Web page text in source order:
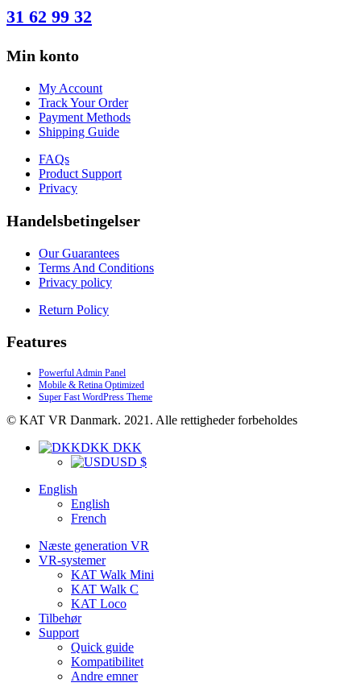
31 62 99 32
Min konto
My Account
Track Your Order
Payment Methods
Shipping Guide
FAQs
Product Support
Privacy
Handelsbetingelser
Our Guarantees
Terms And Conditions
Privacy policy
Return Policy
Features
Powerful Admin Panel
Mobile & Retina Optimized
Super Fast WordPress Theme
© KAT VR Danmark. 2021. Alle rettigheder forbeholdes
DKK DKK
USD $
English
English
French
Næste generation VR
VR-systemer
KAT Walk Mini
KAT Walk C
KAT Loco
Tilbehør
Support
Quick guide
Kompatibilitet
Andre emner